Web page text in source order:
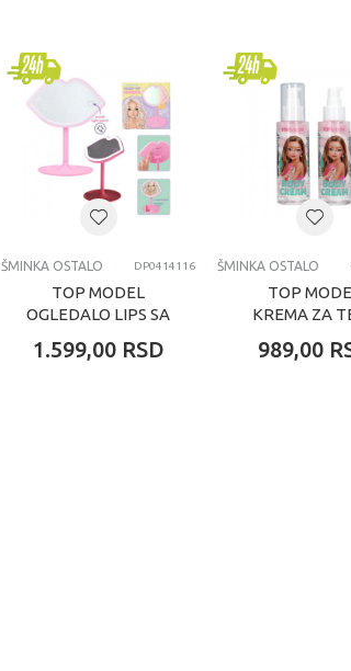
DS Ars
univerzalno
svi uzrasti
SMINKA OSTALO
ŠMINKA OSTALO DP0414116
TOP MODEL
OGLEDALO LIPS SA
1.599,00 RSD
ŠMINKA OSTALO
TOP
KREMA ZA
989,00